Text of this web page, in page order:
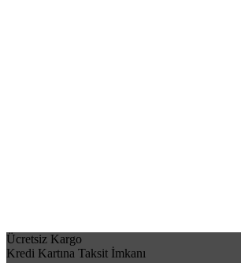
Ücretsiz Kargo
Kredi Kartına Taksit İmkanı